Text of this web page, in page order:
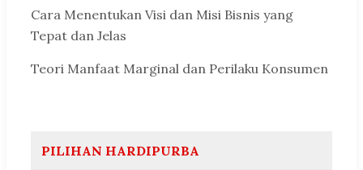
Cara Menentukan Visi dan Misi Bisnis yang
Tepat dan Jelas
Teori Manfaat Marginal dan Perilaku Konsumen
PILIHAN HARDIPURBA